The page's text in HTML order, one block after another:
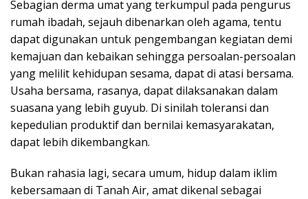
Sebagian derma umat yang terkumpul pada pengurus
rumah ibadah, sejauh dibenarkan oleh agama, tentu
dapat digunakan untuk pengembangan kegiatan demi
kemajuan dan kebaikan sehingga persoalan-persoalan
yang melilit kehidupan sesama, dapat di atasi bersama.
Usaha bersama, rasanya, dapat dilaksanakan dalam
suasana yang lebih guyub. Di sinilah toleransi dan
kepedulian produktif dan bernilai kemasyarakatan,
dapat lebih dikembangkan.
Bukan rahasia lagi, secara umum, hidup dalam iklim
kebersamaan di Tanah Air, amat dikenal sebagai